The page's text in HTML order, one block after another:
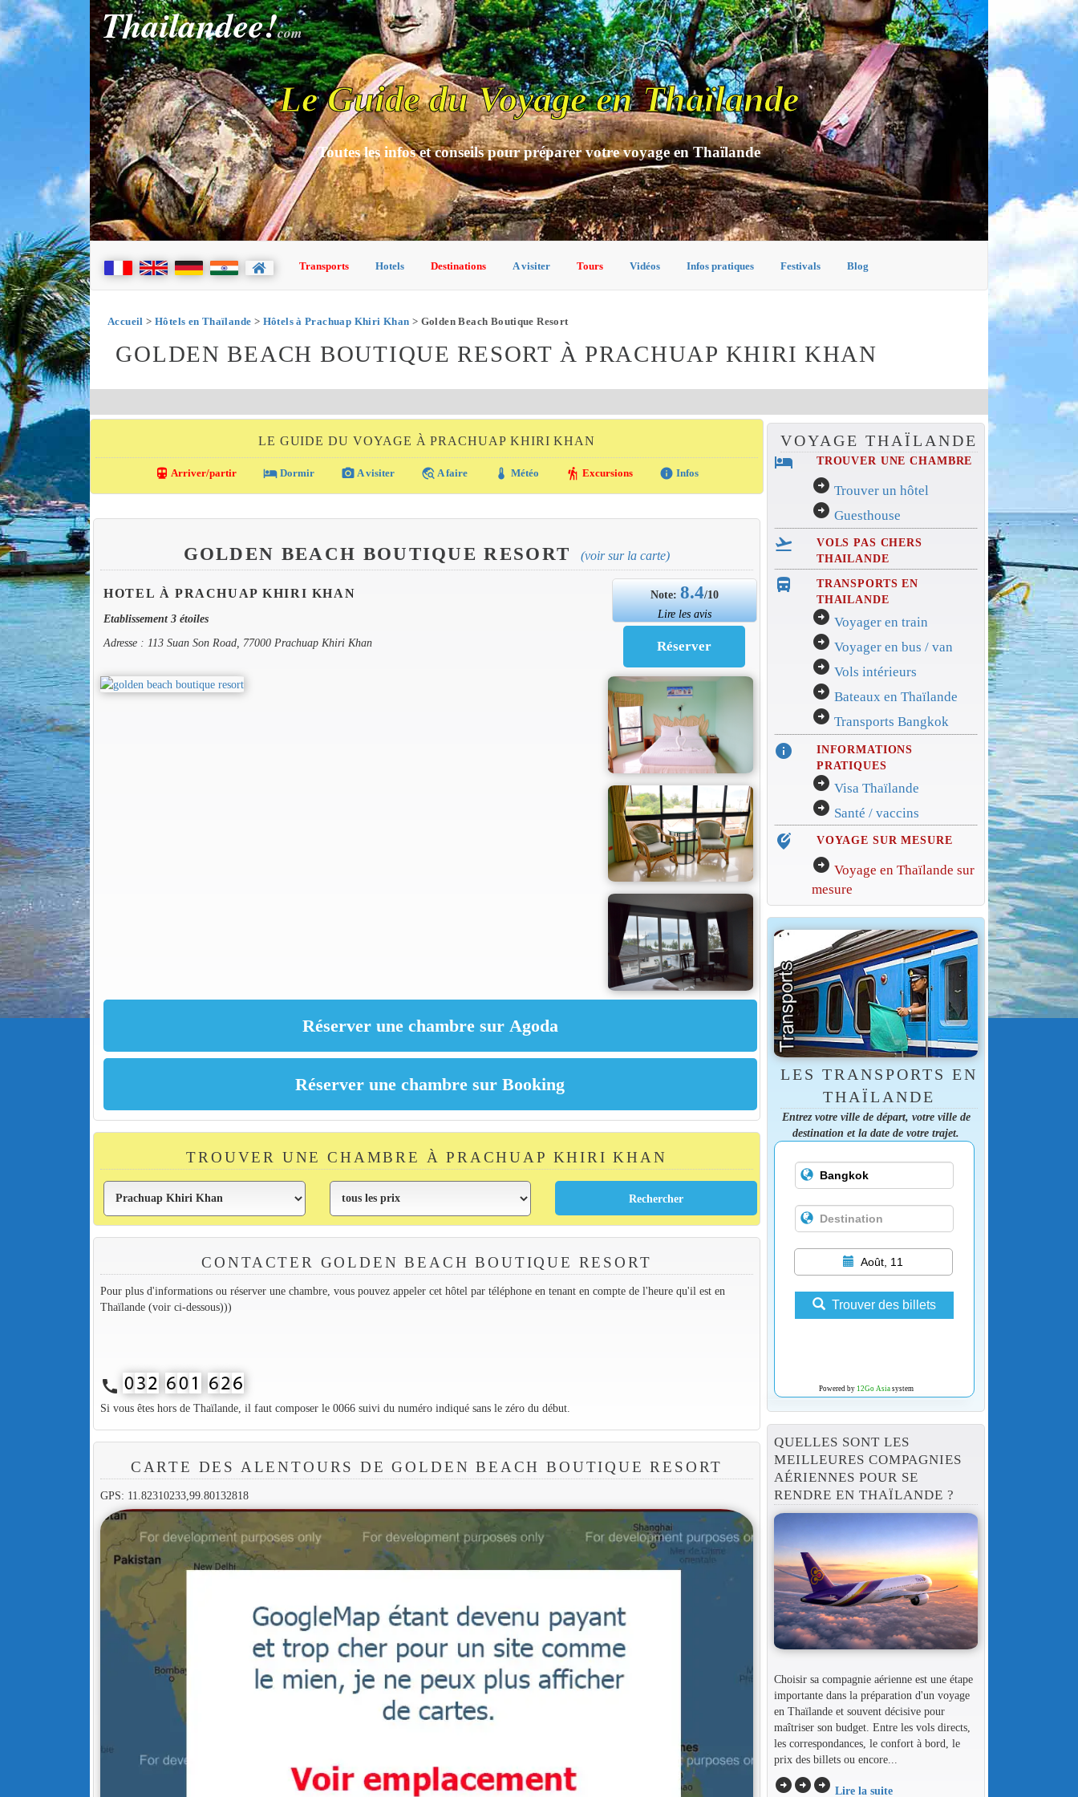
Thailandee!com
Le Guide du Voyage en Thaïlande
Toutes les infos et conseils pour préparer votre voyage en Thaïlande
Transports Hotels Destinations A visiter Tours Vidéos Infos pratiques Festivals Blog
Accueil > Hôtels en Thaïlande > Hôtels à Prachuap Khiri Khan > Golden Beach Boutique Resort
GOLDEN BEACH BOUTIQUE RESORT À PRACHUAP KHIRI KHAN
LE GUIDE DU VOYAGE À PRACHUAP KHIRI KHAN
directions_transit Arriver/partir local_hotel Dormir photo_camera A visiter travel_explore A faire thermostat Météo hiking Excursions info Infos
GOLDEN BEACH BOUTIQUE RESORT (voir sur la carte)
HOTEL À PRACHUAP KHIRI KHAN
Etablissement 3 étoiles
Adresse : 113 Suan Son Road, 77000 Prachuap Khiri Khan
Note:8.4/10
Lire les avis
TROUVER UNE CHAMBRE À PRACHUAP KHIRI KHAN
CONTACTER GOLDEN BEACH BOUTIQUE RESORT
Pour plus d'informations ou réserver une chambre, vous pouvez appeler cet hôtel par téléphone en tenant en compte de l'heure qu'il est en
Thaïlande (voir ci-dessous)))
call
Si vous êtes hors de Thaïlande, il faut composer le 0066 suivi du numéro indiqué sans le zéro du début.
CARTE DES ALENTOURS DE GOLDEN BEACH BOUTIQUE RESORT
GPS: 11.82310233,99.80132818
VOYAGE THAÏLANDE
hotel TROUVER UNE CHAMBRE
arrow_circle_right Trouver un hôtel
arrow_circle_right Guesthouse
flight_takeoff
VOLS PAS CHERS
THAILANDE
directions_bus_filled
TRANSPORTS EN
THAILANDE
arrow_circle_right Voyager en train
arrow_circle_right Voyager en bus / van
arrow_circle_right Vols intérieurs
arrow_circle_right Bateaux en Thaïlande
arrow_circle_right Transports Bangkok
info
INFORMATIONS
PRATIQUES
arrow_circle_right Visa Thaïlande
arrow_circle_right Santé / vaccins
edit_location_alt VOYAGE SUR MESURE
arrow_circle_right Voyage en Thaïlande sur
mesure
LES TRANSPORTS EN
THAÏLANDE
Entrez votre ville de départ, votre ville de
destination et la date de votre trajet.
Août, 11
Trouver des billets
Powered by 12Go Asiasystem
QUELLES SONT LES
MEILLEURES COMPAGNIES
AÉRIENNES POUR SE
RENDRE EN THAÏLANDE ?
Choisir sa compagnie aérienne est une étape
importante dans la préparation d'un voyage
en Thaïlande et souvent décisive pour
maîtriser son budget. Entre les vols directs,
les correspondances, le confort à bord, le
prix des billets ou encore...
arrow_circle_rightarrow_circle_rightarrow_circle_right Lire la suite